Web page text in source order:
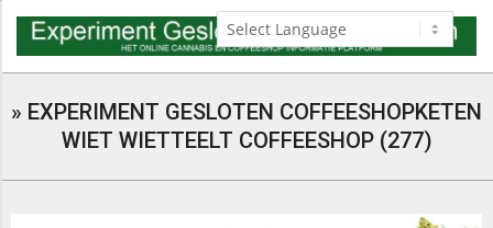
Skip
content
Menu
» EXPERIMENT GESLOTEN COFFEESHOPKETEN
WIET WIETTEELT COFFEESHOP (277)